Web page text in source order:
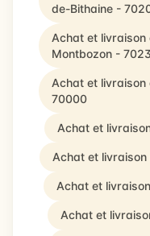
de-Bithaine -
Achat et livraison
Montbozon -
Achat et livraison
70000
Achat et
Achat et
Achat et
Achat et